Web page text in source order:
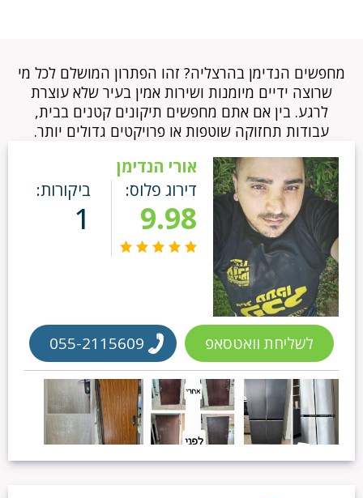
מחפשים הנדימן בהרצליה? זהו הפתרון המושלם לכל מי
שרוצה ידיים מיומנות ושירות אמין בעיר שלא עוצרת
לרגע. בין אם אתם מחפשים תיקונים קטנים בבית,
עבודות תחזוקה שוטפות או פרויקטים גדולים יותר.
אורי הנדימן
דירוג פלוס:
9.98
ביקורות:
1
לשליחת וואטסאפ 055-2115609